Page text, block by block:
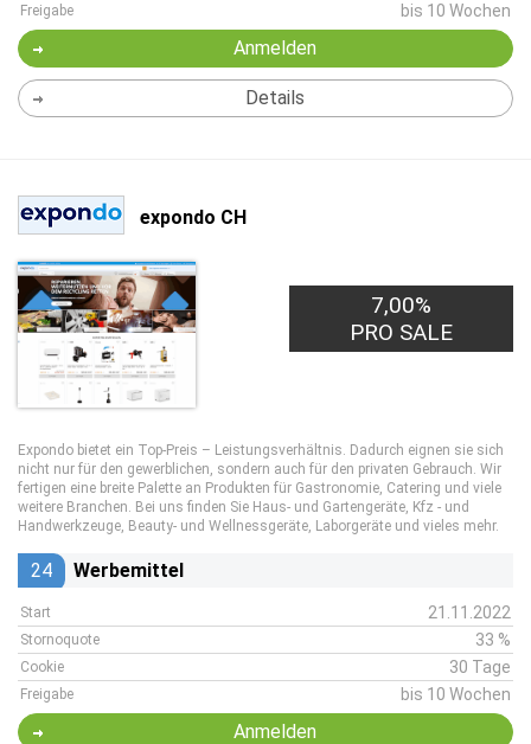
Freigabe bis 10 Wochen
Anmelden
Details
expondo CH
7,00%
PRO SALE
Expondo bietet ein Top-Preis – Leistungsverhältnis. Dadurch eignen sie sich
nicht nur für den gewerblichen, sondern auch für den privaten Gebrauch. Wir
fertigen eine breite Palette an Produkten für Gastronomie, Catering und viele
weitere Branchen. Bei uns finden Sie Haus- und Gartengeräte, Kfz - und
Handwerkzeuge, Beauty- und Wellnessgeräte, Laborgeräte und vieles mehr.
24 Werbemittel
Start 21.11.2022
Stornoquote 33 %
Cookie 30 Tage
Freigabe bis 10 Wochen
Anmelden